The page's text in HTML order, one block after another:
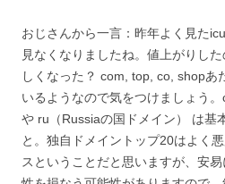
おじさんから一言：昨年よく見た
見なくなりましたね。値上がりし
しくなった？ com, top, co, shopあ
いるようなので気をつけましょう。
や ru（Russiaの国ドメイン） は基
と。独自ドメイントップ20はよく
スということだと思いますが、安